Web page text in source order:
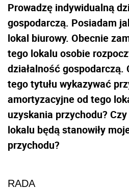
Prowadzę indywidualną
gospodarczą. Posiadam
lokal biurowy. Obecnie
tego lokalu osobie
działalność gospodarczą.
tego tytułu wykazywać
amortyzacyjne od tego
uzyskania przychodu?
lokalu będą stanowiły
przychodu?
RADA